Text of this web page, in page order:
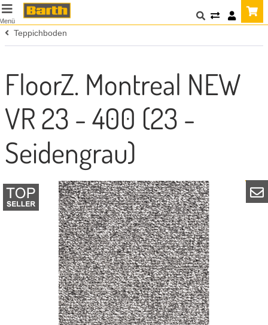
Teppichboden
FloorZ. Montreal NEW
VR 23 - 400 (23 -
Seidengrau)